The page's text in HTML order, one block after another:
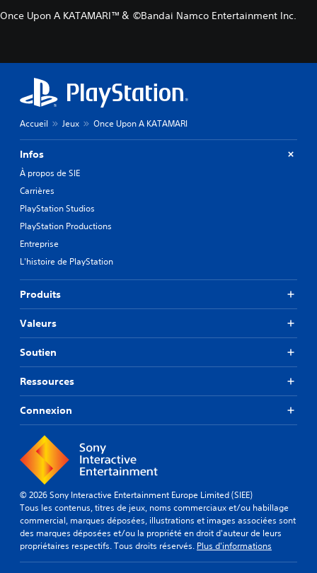
Once Upon A KATAMARI™＆ ©Bandai Namco Entertainment Inc.
Accueil Jeux Once Upon A KATAMARI
Infos
À propos de SIE
Carrières
PlayStation Studios
PlayStation Productions
Entreprise
L'histoire de PlayStation
Produits
Valeurs
Soutien
Ressources
Connexion
© 2026 Sony Interactive Entertainment Europe Limited (SIEE)
Tous les contenus, titres de jeux, noms commerciaux et/ou habillage
commercial, marques déposées, illustrations et images associées sont
des marques déposées et/ou la propriété en droit d'auteur de leurs
propriétaires respectifs. Tous droits réservés. Plus d'informations